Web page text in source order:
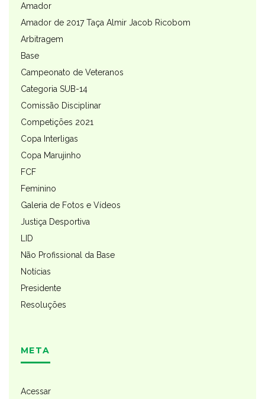
Amador
Amador de 2017 Taça Almir Jacob Ricobom
Arbitragem
Base
Campeonato de Veteranos
Categoria SUB-14
Comissão Disciplinar
Competições 2021
Copa Interligas
Copa Marujinho
FCF
Feminino
Galeria de Fotos e Vídeos
Justiça Desportiva
LID
Não Profissional da Base
Notícias
Presidente
Resoluções
META
Acessar